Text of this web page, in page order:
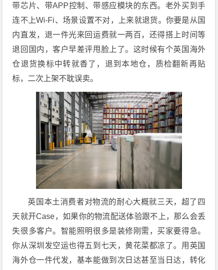
带芯片、带APP控制、带感应模块的东西。老外买到手
连不上Wi-Fi、场景设置不对，上来就退货。你要是从国
内直发，退一件光来回运费就一两百，还得搭上时间等
退回国内，客户早差评甩脸上了。这时候有个英国海外
仓退货换标中转就香了，退到本地仓，质检翻新再贴
标，二次上架不耽误卖。
英国本土消费者对物流的耐心大概就三天，超了四
天就开Case，如果你的物流配送体验跟不上，那么会丢
失很多客户。智能照明很多是装修刚需，买家要得急。
你从深圳发空运也得五到七天，黄花菜都凉了。用英国
海外仓一件代发，基本能做到次日达甚至当日达，转化